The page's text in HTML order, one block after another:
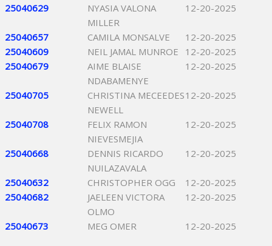
25040629
NYASIA VALONA
MILLER
12-20-2025
25040657 CAMILA MONSALVE
12-20-2025
25040609
NEIL JAMAL MUNROE
12-20-2025
25040679
AIME BLAISE
NDABAMENYE
12-20-2025
25040705
CHRISTINA MECEEDES
NEWELL
12-20-2025
25040708
FELIX RAMON
NIEVESMEJIA
12-20-2025
25040668
DENNIS RICARDO
NUILAZAVALA
12-20-2025
25040632 CHRISTOPHER OGG
12-20-2025
25040682
JAELEEN VICTORA
OLMO
12-20-2025
25040673 MEG OMER 12-20-2025